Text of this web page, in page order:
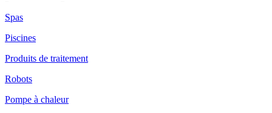
Spas
Piscines
Produits de traitement
Robots
Pompe à chaleur